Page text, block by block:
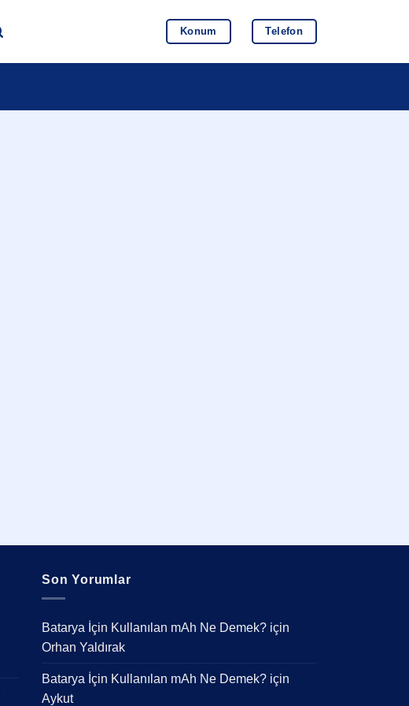
Konum Telefon
Son Yorumlar
Batarya İçin Kullanılan mAh Ne Demek? için
Orhan Yaldırak
Batarya İçin Kullanılan mAh Ne Demek? için
Aykut